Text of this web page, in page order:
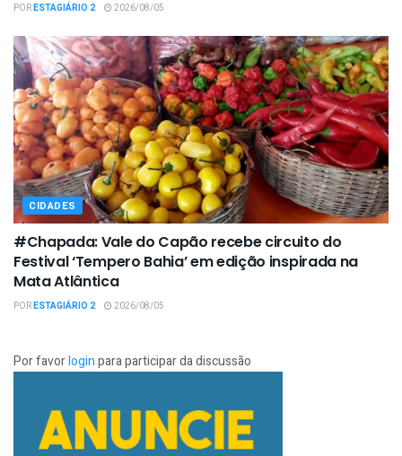
PORESTAGIÁRIO 2 2026/08/05
CIDADES
#Chapada: Vale do Capão recebe circuito do
Festival ‘Tempero Bahia’ em edição inspirada na
Mata Atlântica
PORESTAGIÁRIO 2 2026/08/05
Por favorloginpara participar da discussão